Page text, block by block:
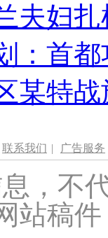
夫妇
：首
某特
联系我们 | 广告服务
，不
站稿